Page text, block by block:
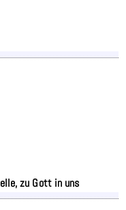
zu Gott in uns